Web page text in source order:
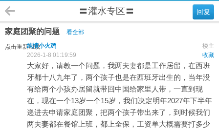
回复
〓灌水专区〓
家庭团聚的问题 看全部
点击重新加载 楼主
纯情小火鸡
收藏
2026-1-8 01:19:59
大家好，请教一个问题，我两夫妻都是工作居留，在西班
牙都十八九年了，两个孩子也是在西班牙出生的，当年没
有给两个小孩办居留就带回中国给家里人带，一直到现
在，现在一个13岁一个15岁，我们决定明年2027年下半年
递进去申请家庭团聚，把两个孩子带出来了，到时候我们
两夫妻都在餐馆上班，都上全保，工资单大概需要打多少